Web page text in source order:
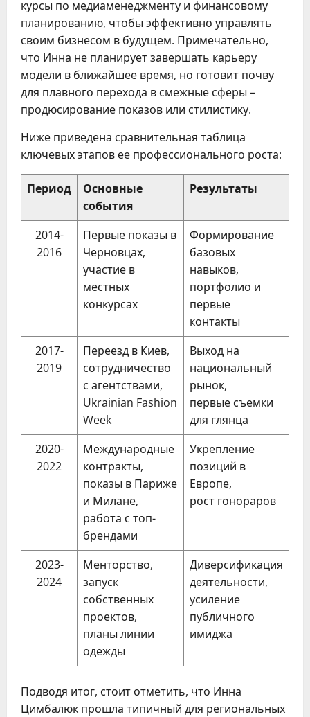
курсы по медиаменеджменту и финансовому
планированию, чтобы эффективно управлять
своим бизнесом в будущем. Примечательно,
что Инна не планирует завершать карьеру
модели в ближайшее время, но готовит почву
для плавного перехода в смежные сферы –
продюсирование показов или стилистику.
Ниже приведена сравнительная таблица
ключевых этапов ее профессионального роста:
Период
Основные
события
Результаты
2014-
2016
Первые показы в
Черновцах,
участие в
местных
конкурсах
Формирование
базовых
навыков,
портфолио и
первые
контакты
2017-
2019
Переезд в Киев,
сотрудничество
с агентствами,
Ukrainian Fashion
Week
Выход на
национальный
рынок,
первые съемки
для глянца
2020-
2022
Международные
контракты,
показы в Париже
и Милане,
работа с топ-
брендами
Укрепление
позиций в
Европе,
рост гонораров
2023-
2024
Менторство,
запуск
собственных
проектов,
планы линии
одежды
Диверсификация
деятельности,
усиление
публичного
имиджа
Подводя итог, стоит отметить, что Инна
Цимбалюк прошла типичный для региональных